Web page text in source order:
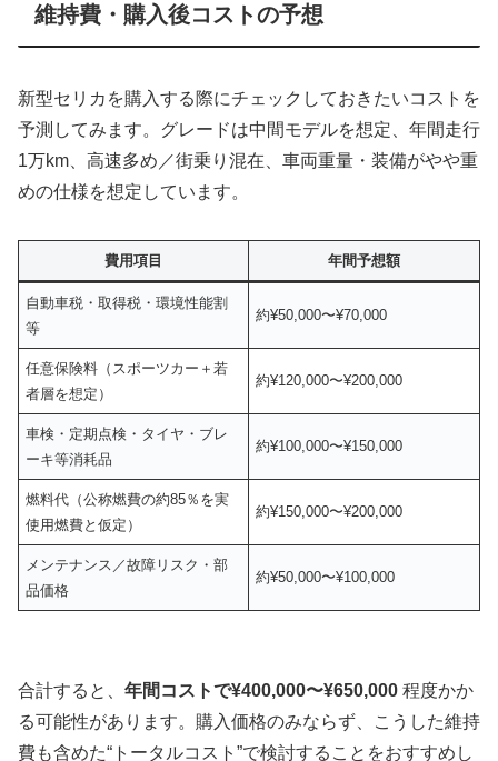
維持費・購入後コストの予想
新型セリカを購入する際にチェックしておきたいコストを
予測してみます。グレードは中間モデルを想定、年間走行
1万km、高速多め／街乗り混在、車両重量・装備がやや重
めの仕様を想定しています。
費用項目 年間予想額
自動車税・取得税・環境性能割
等
約¥50,000〜¥70,000
任意保険料（スポーツカー＋若
者層を想定）
約¥120,000〜¥200,000
車検・定期点検・タイヤ・ブレ
ーキ等消耗品
約¥100,000〜¥150,000
燃料代（公称燃費の約85％を実
使用燃費と仮定）
約¥150,000〜¥200,000
メンテナンス／故障リスク・部
品価格
約¥50,000〜¥100,000
合計すると、 年間コストで¥400,000〜¥650,000 程度かか
る可能性があります。購入価格のみならず、こうした維持
費も含めた“トータルコスト”で検討することをおすすめし